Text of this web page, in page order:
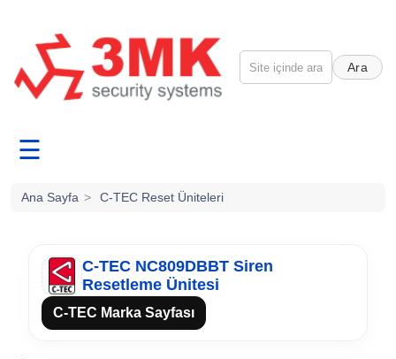
Ara
☰
Ana Sayfa > C-TEC Reset Üniteleri
C-TEC NC809DBBT Siren
Resetleme Ünitesi
C-TEC Marka Sayfası